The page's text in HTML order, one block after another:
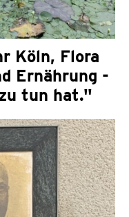
Köln, Flora
Ernährung -
tun hat."